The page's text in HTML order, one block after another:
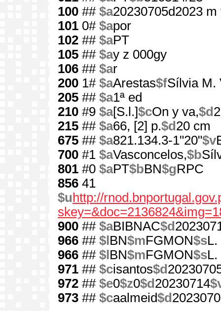
100 ## $a20230705d2023
101 0# $apor
102 ## $aPT
105 ## $ay z 000gy
106 ## $ar
200 1# $aArestas$fSílvia M.
205 ## $a1ª ed
210 #9 $a[S.l.]$cOn y va,$d
215 ## $a66, [2] p.$d 20 cm
675 ## $a821.134.3-1"20"$v
700 #1 $aVasconcelos,$b
801 #0 $aPT$bBN$gRPC
856 41
$u http://
900 ## $aBIBNAC$d
966 ## $l BN$mFGMON$sL.
966 ## $l BN$mFGMON$sL.
971 ## $cisantos$d
972 ## $e0$z0$d 20230714
973 ## $caalmeid$d